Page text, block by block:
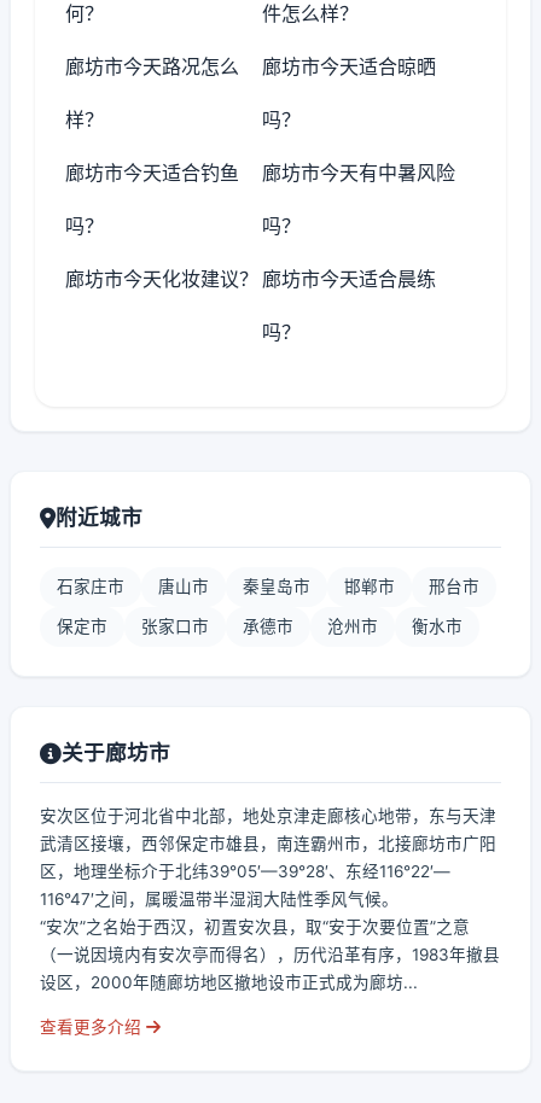
何？ 件怎么样？
廊坊市今天路况怎么
样？
廊坊市今天适合晾晒
吗？
廊坊市今天适合钓鱼
吗？
廊坊市今天有中暑风险
吗？
廊坊市今天化妆建议？ 廊坊市今天适合晨练
吗？
附近城市
石家庄市 唐山市 秦皇岛市 邯郸市 邢台市
保定市 张家口市 承德市 沧州市 衡水市
关于廊坊市
安次区位于河北省中北部，地处京津走廊核心地带，东与天津
武清区接壤，西邻保定市雄县，南连霸州市，北接廊坊市广阳
区，地理坐标介于北纬39°05′—39°28′、东经116°22′—
116°47′之间，属暖温带半湿润大陆性季风气候。
“安次”之名始于西汉，初置安次县，取“安于次要位置”之意
（一说因境内有安次亭而得名），历代沿革有序，1983年撤县
设区，2000年随廊坊地区撤地设市正式成为廊坊...
查看更多介绍